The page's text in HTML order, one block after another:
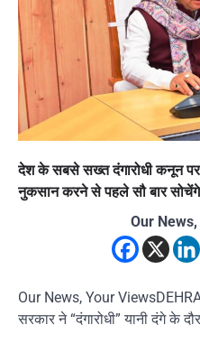
देश के सबसे सख्त दंगारोधी कनून पर
नुकसान करने से पहले सौ बार सोचेंगे
Our
Our News, Your
सरकार ने “दंगारोधी” यानी दंगे के